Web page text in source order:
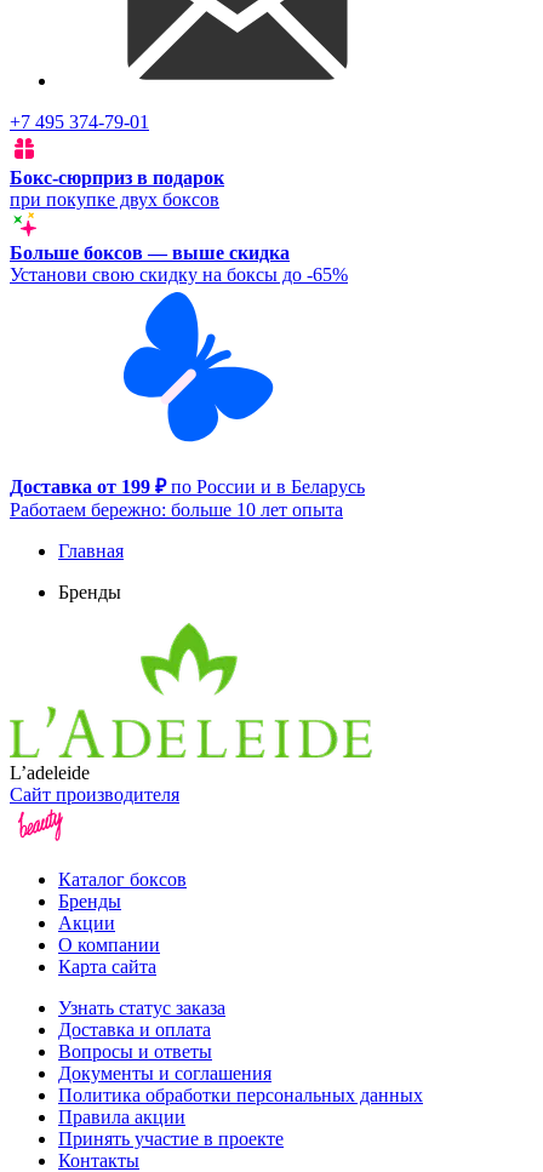
+7 495 374-79-01
Бокс-сюрприз в подарок
при покупке двух боксов
Больше боксов — выше скидка
Установи свою скидку на боксы до -65%
Доставка от 199 ₽по России и в Беларусь
Работаем бережно: больше 10 лет опыта
Главная
Бренды
L’adeleide
Сайт производителя
Каталог боксов
Бренды
Акции
О компании
Карта сайта
Узнать статус заказа
Доставка и оплата
Вопросы и ответы
Документы и соглашения
Политика обработки персональных данных
Правила акции
Принять участие в проекте
Контакты